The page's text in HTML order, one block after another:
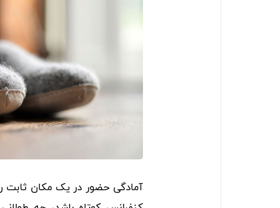
آمادگی حضور در یک مکان ثابت